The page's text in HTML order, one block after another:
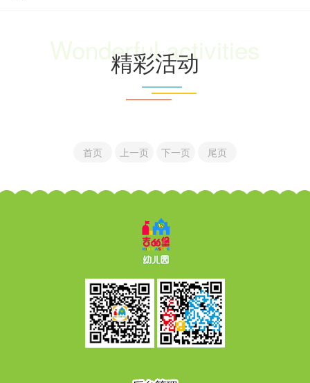
Wonderful activities
精彩活动
首页 上一页 下一页 尾页